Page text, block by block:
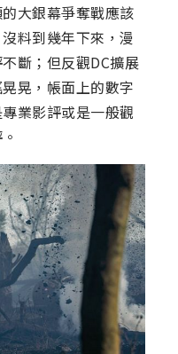
大銀幕爭奪戰應該
料到幾年下來，漫
斷；但反觀DC擴展
晃，帳面上的數字
業影評或是一般觀